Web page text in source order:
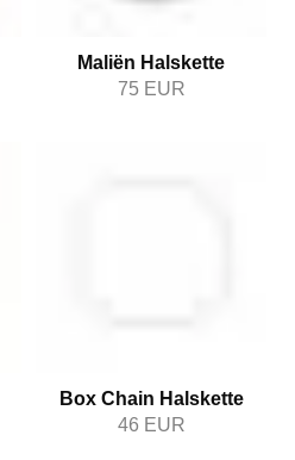
Maliën Halskette
75 EUR
Box Chain Halskette
46 EUR